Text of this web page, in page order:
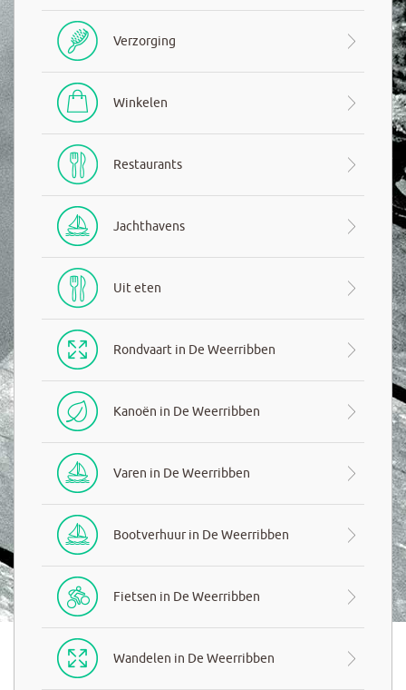
Verzorging
Winkelen
Restaurants
Jachthavens
Uit eten
Rondvaart in De Weerribben
Kanoën in De Weerribben
Varen in De Weerribben
Bootverhuur in De Weerribben
Fietsen in De Weerribben
Wandelen in De Weerribben